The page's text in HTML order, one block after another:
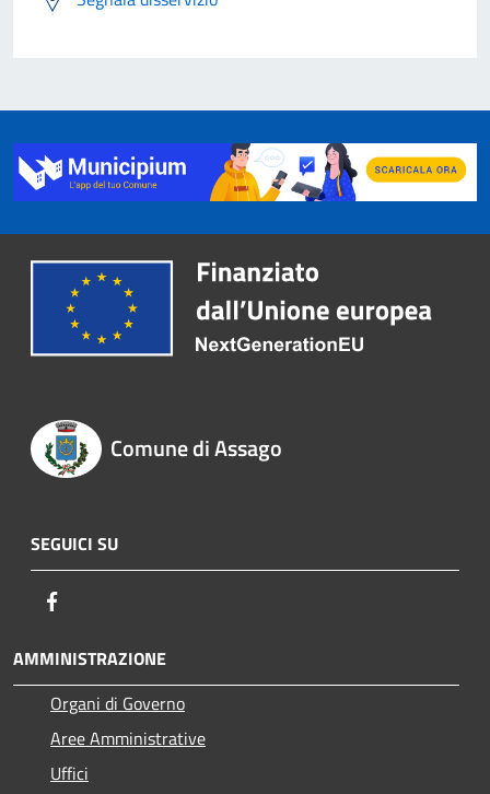
Comune di Assago
SEGUICI SU
AMMINISTRAZIONE
Organi di Governo
Aree Amministrative
Uffici